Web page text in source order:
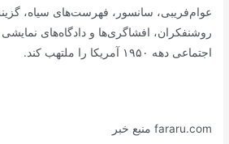
عوام‌فریبی، سانسور، فهرست‌های سیاه،
روشنفکران، افشاگری‌ها و دادگاه‌های
اجتماعی دهه ۱۹۵۰ آمریکا را ملتهب کند.
fararu.com منبع خبر